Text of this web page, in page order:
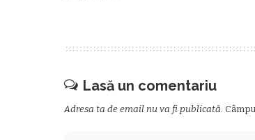
Lasă un comentariu
Adresa ta de email nu va fi publicată.